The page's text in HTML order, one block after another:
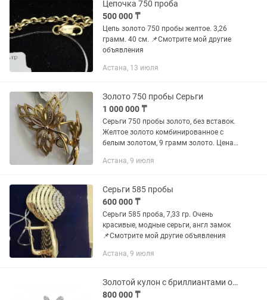
Цепочка 750 проба
500 000 ₸
Цепь золото 750 пробы желтое. 3,26
грамм. 40 см. 📌Смотрите мой другие
объявления
Астана, 13 июля
Золото 750 пробы Серьги
1 000 000 ₸
Серьги 750 пробы золото, без вставок.
Желтое золото комбинированное с
белым золотом, 9 грамм золото. Цена
объявления
Астана, 9 июля
Серьги 585 пробы
600 000 ₸
Серьги 585 проба, 7,33 гр. Очень
красивые, модные серьги, англ замок
📌Смотрите мой другие объявления
Астана, 9 июля
Золотой кулон с бриллиантами от бренда Chaumet. 750 пробы белое золото
800 000 ₸